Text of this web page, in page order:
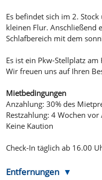
Es befindet sich im 2.
kleinen Flur. Anschließend
Schlafbereich mit dem
Es ist ein Pkw-Stellplatz
Wir freuen uns auf Ihren
Mietbedingungen
Anzahlung: 30% des
Restzahlung: 4 Wochen vor
Keine Kaution
Check-In täglich ab 16.00
Entfernungen